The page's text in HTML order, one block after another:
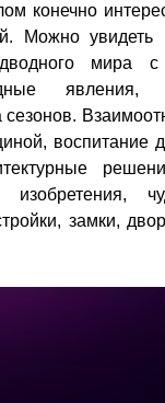
конечно
Можно увидеть
мира
явления,
сезонов.
воспитание
замки,